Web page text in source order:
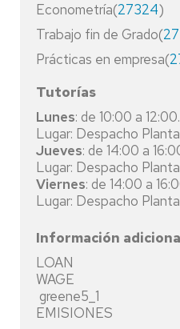
Econometría(27324)
Trabajo fin de Grado(
Prácticas en empresa(
Tutorías
Lunes: de 10:00 a 12:00.
Lugar: Despacho
Jueves: de 14:00 a
Lugar: Despacho
Viernes: de 14:00 a
Lugar: Despacho
Información
LOAN
WAGE
greene5_1
EMISIONES